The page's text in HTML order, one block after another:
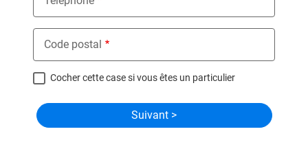
Code postal
Cocher cette case si vous êtes un particulier